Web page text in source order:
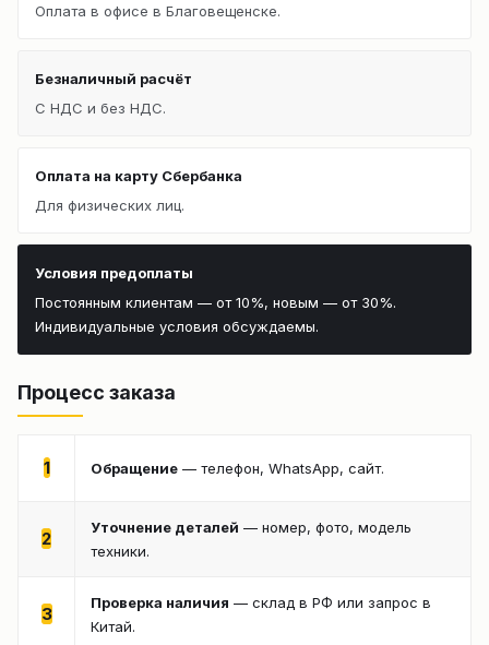
Оплата в офисе в Благовещенске.
Безналичный расчёт
С НДС и без НДС.
Оплата на карту Сбербанка
Для физических лиц.
Условия предоплаты
Постоянным клиентам — от 10%, новым — от 30%.
Индивидуальные условия обсуждаемы.
Процесс заказа
1 Обращение — телефон, WhatsApp, сайт.
2
Уточнение деталей — номер, фото, модель
техники.
3
Проверка наличия — склад в РФ или запрос в
Китай.